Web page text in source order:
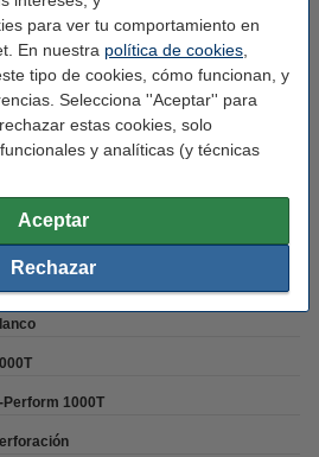
para ver tu comportamiento en
En nuestra política de cookies
tipo de cookies, cómo funcionan, y
Selecciona ''Aceptar'' para
estas cookies, solo
y analíticas (y técnicas
Aceptar
Rechazar
térmica
x 152 mm (AnxAl)
Perform 1000T